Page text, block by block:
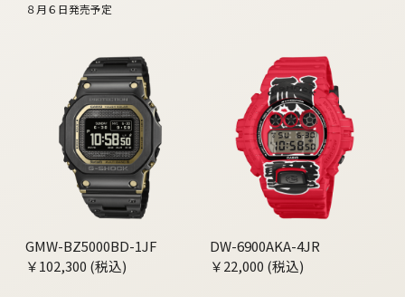
８月６日発売予定
GMW-BZ5000BD-1JF
￥102,300 (税込)
DW-6900AKA-4JR
￥22,000 (税込)